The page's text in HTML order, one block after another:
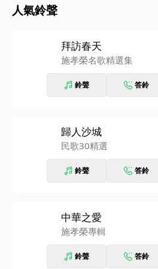
人氣鈴聲
拜訪春天
施孝榮名歌精選集
鈴聲 答鈴
歸人沙城
民歌30精選
鈴聲 答鈴
中華之愛
施孝榮專輯
鈴聲 答鈴